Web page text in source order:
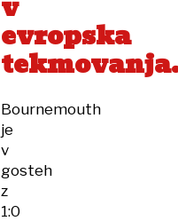
evropska
Bournemouth
je
v
gosteh
z
1:0